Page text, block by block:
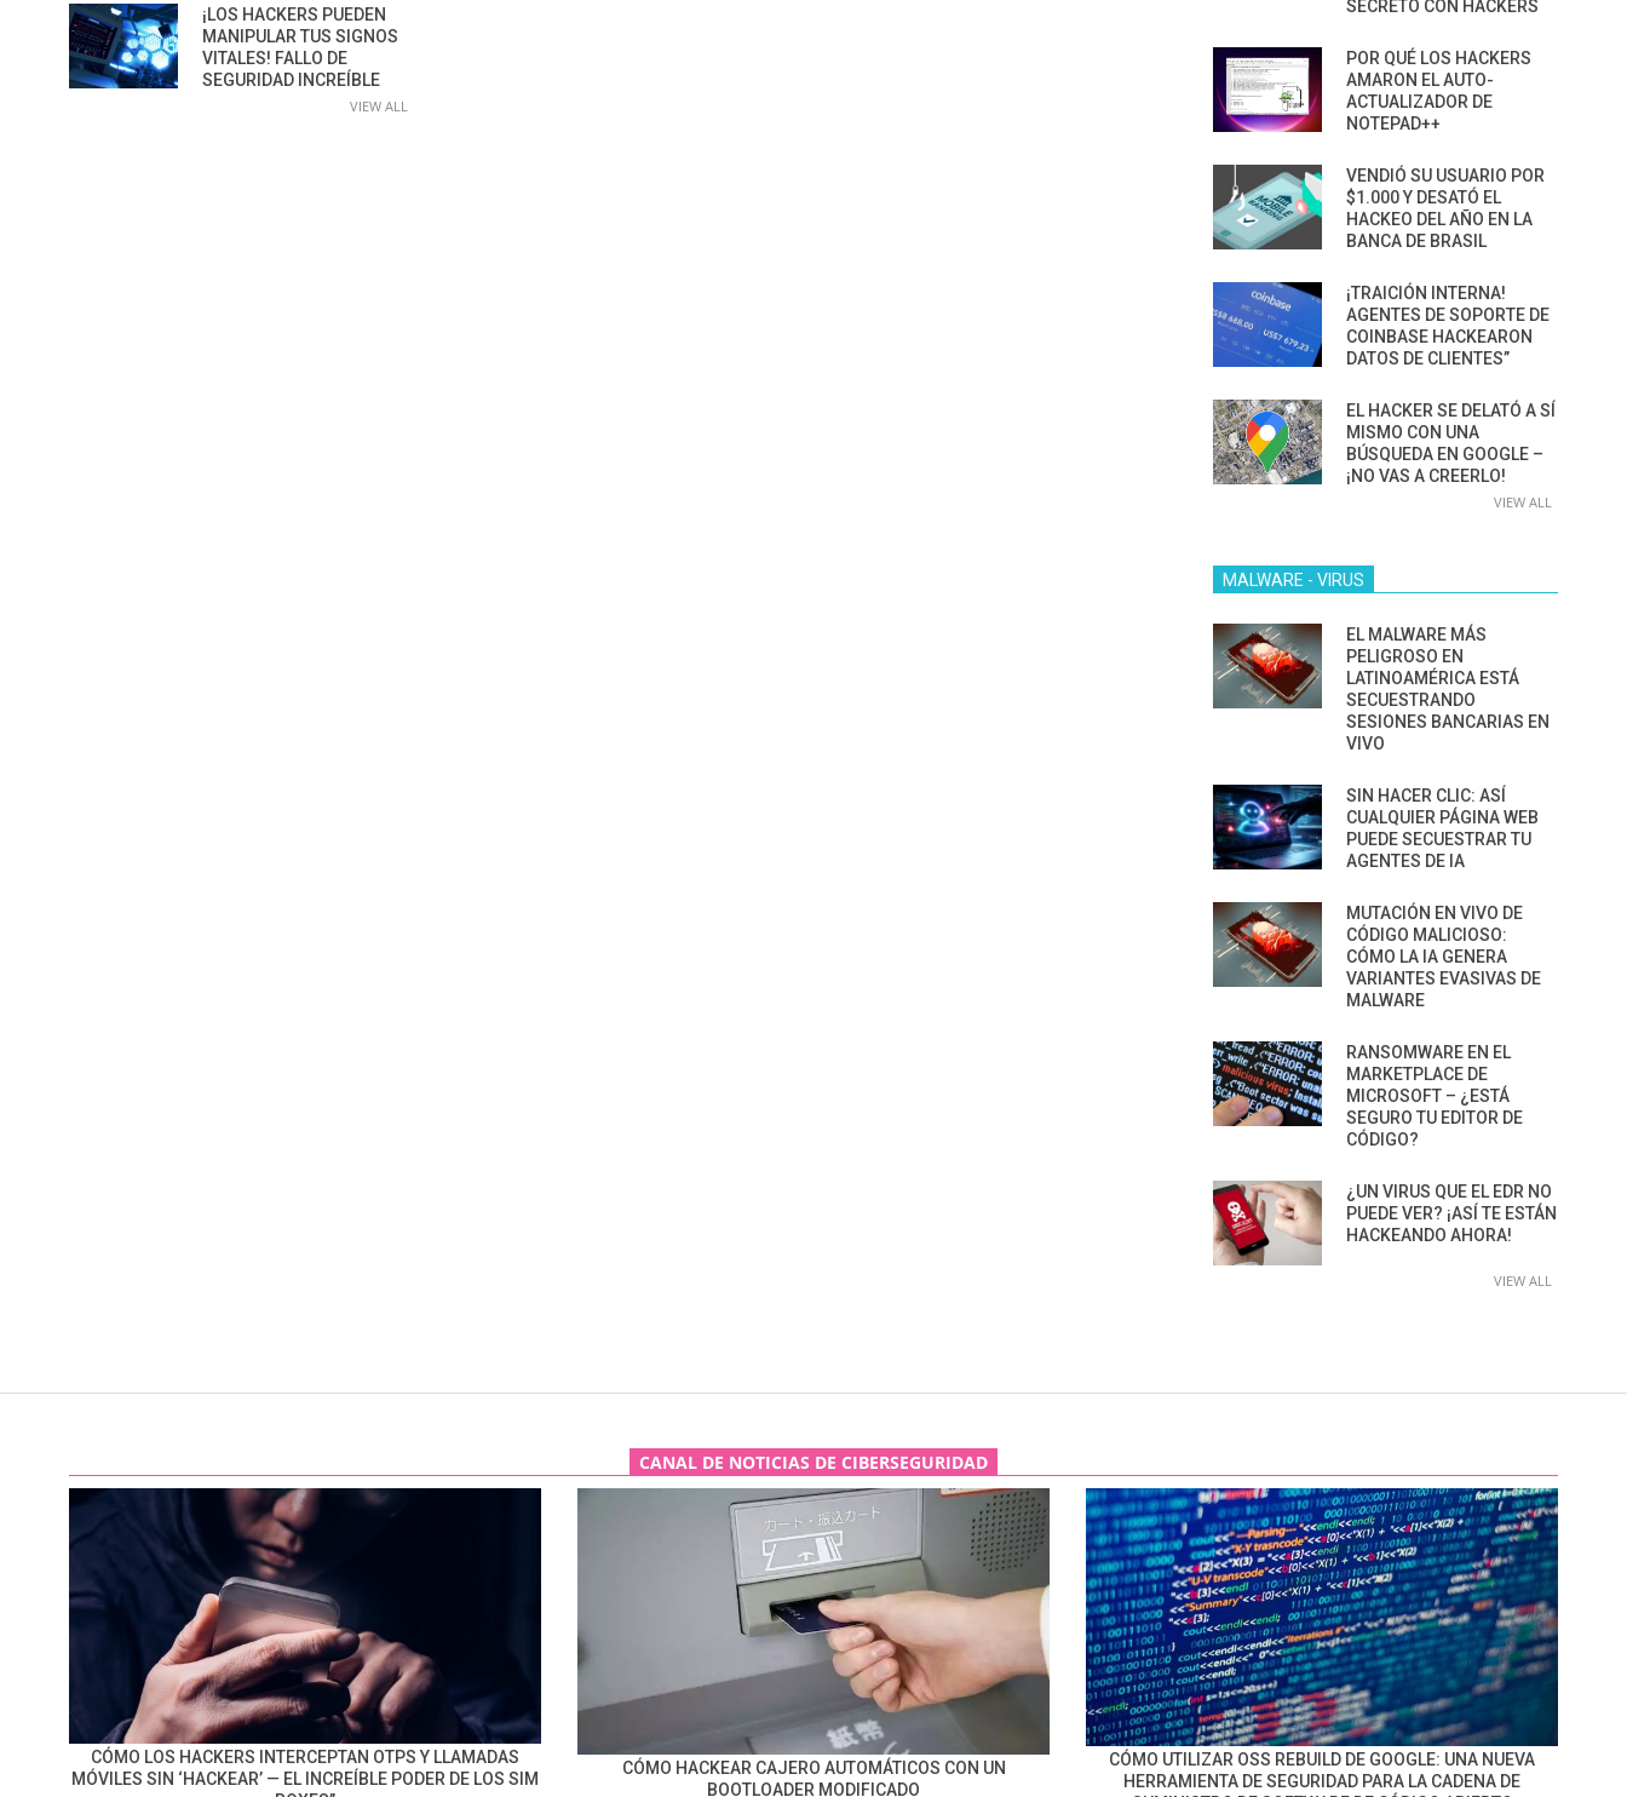
¡LOS HACKERS PUEDEN
MANIPULAR TUS SIGNOS
VITALES! FALLO DE
SEGURIDAD INCREÍBLE
VIEW ALL
SECRETO CON HACKERS
POR QUÉ LOS HACKERS
AMARON EL AUTO-
ACTUALIZADOR DE
NOTEPAD++
VENDIÓ SU USUARIO POR
$1.000 Y DESATÓ EL
HACKEO DEL AÑO EN LA
BANCA DE BRASIL
¡TRAICIÓN INTERNA!
AGENTES DE SOPORTE DE
COINBASE HACKEARON
DATOS DE CLIENTES”
EL HACKER SE DELATÓ A SÍ
MISMO CON UNA
BÚSQUEDA EN GOOGLE –
¡NO VAS A CREERLO!
VIEW ALL
MALWARE - VIRUS
EL MALWARE MÁS
PELIGROSO EN
LATINOAMÉRICA ESTÁ
SECUESTRANDO
SESIONES BANCARIAS EN
VIVO
SIN HACER CLIC: ASÍ
CUALQUIER PÁGINA WEB
PUEDE SECUESTRAR TU
AGENTES DE IA
MUTACIÓN EN VIVO DE
CÓDIGO MALICIOSO:
CÓMO LA IA GENERA
VARIANTES EVASIVAS DE
MALWARE
RANSOMWARE EN EL
MARKETPLACE DE
MICROSOFT – ¿ESTÁ
SEGURO TU EDITOR DE
CÓDIGO?
¿UN VIRUS QUE EL EDR NO
PUEDE VER? ¡ASÍ TE ESTÁN
HACKEANDO AHORA!
VIEW ALL
CANAL DE NOTICIAS DE CIBERSEGURIDAD
CÓMO LOS HACKERS INTERCEPTAN OTPS Y LLAMADAS
MÓVILES SIN ‘HACKEAR’ — EL INCREÍBLE PODER DE LOS SIM
CÓMO HACKEAR CAJERO AUTOMÁTICOS CON UN
BOOTLOADER MODIFICADO
CÓMO UTILIZAR OSS REBUILD DE GOOGLE: UNA NUEVA
HERRAMIENTA DE SEGURIDAD PARA LA CADENA DE